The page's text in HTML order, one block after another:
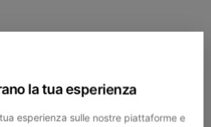
la tua esperienza
esperienza sulle nostre piattaforme e